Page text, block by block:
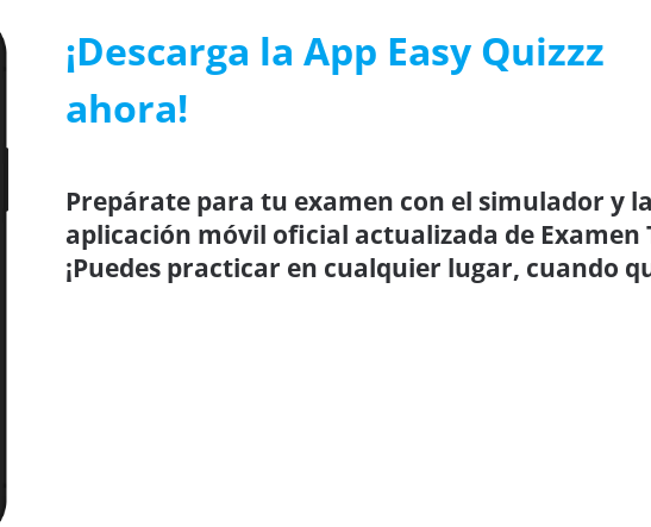
¡Descarga la App Easy Quizzz
ahora!
Prepárate para tu examen con el simulador y la
aplicación móvil oficial actualizada de Examen
¡Puedes practicar en cualquier lugar, cuando